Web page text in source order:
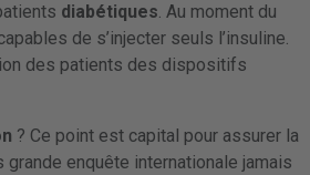
diabétiques. Au moment du
de s’injecter seuls l’insuline.
des patients des dispositifs
? Ce point est capital pour assurer la
grande enquête internationale jamais